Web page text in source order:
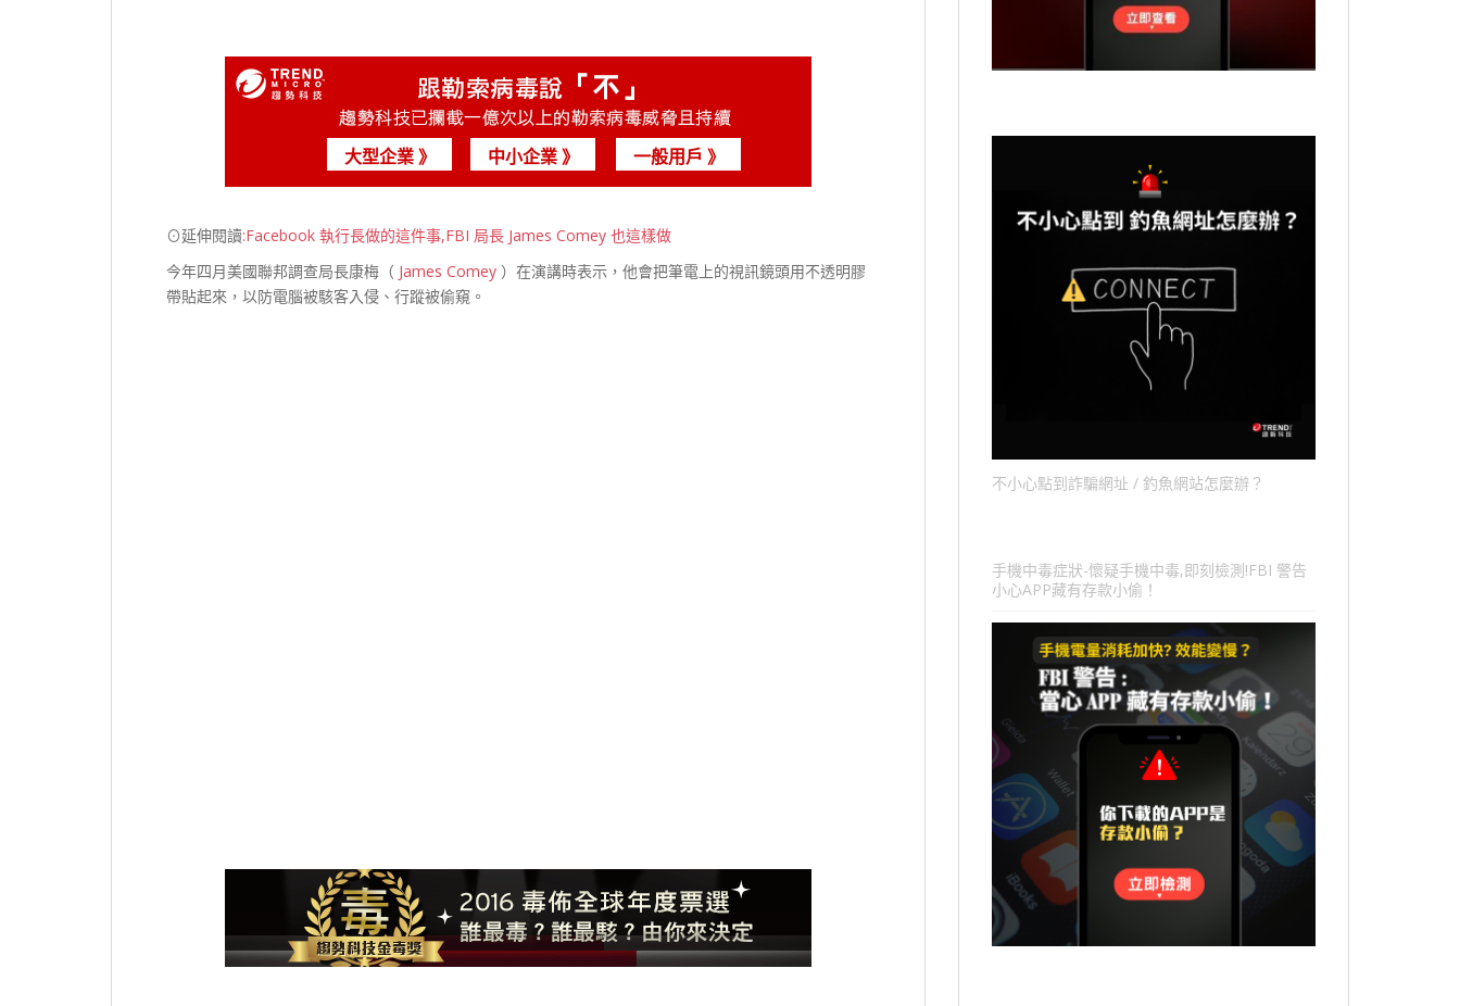
大型企業 》 中小企業 》 一般用戶 》
⊙延伸閱讀:Facebook 執行長做的這件事,FBI 局長 James Comey 也這樣做
今年四月美國聯邦調查局長康梅（ James Comey ）在演講時表示，他會把筆電上的視訊鏡頭用不透明膠
帶貼起來，以防電腦被駭客入侵、行蹤被偷窺。
不小心點到詐騙網址 / 釣魚網站怎麼辦？
手機中毒症狀-懷疑手機中毒,即刻檢測!FBI 警告
小心APP藏有存款小偷！